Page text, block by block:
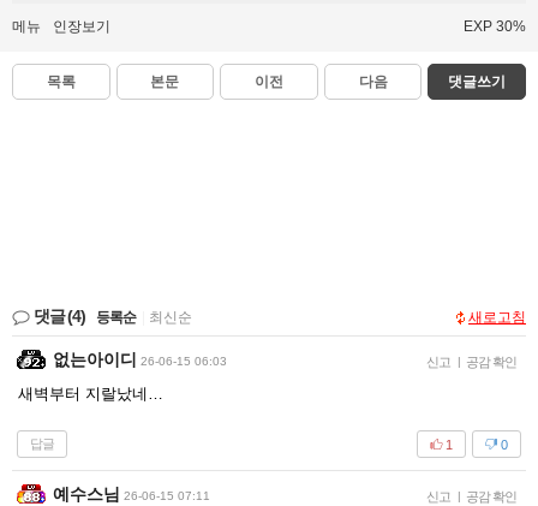
메뉴 인장보기 EXP 30%
목록 본문 이전 다음 댓글쓰기
댓글(4) 등록순 최신순 새로고침
없는아이디 26-06-15 06:03 신고 | 공감 확인
새벽부터 지랄났네…
답글 0
1
예수스님 26-06-15 07:11 신고 | 공감 확인